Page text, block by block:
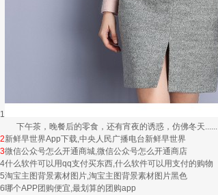
1
下午茶，晚餐后的零食，还有宵夜的诱惑，仿佛冬天......
2新鲜早世界App下载,中央人民广播电台新鲜早世界
3微信公众号怎么开通商城,微信公众号怎么开通商店
4什么软件可以用qq支付买东西,什么软件可以用支付的购物
5淘宝主图背景素材图片,淘宝主图背景素材图片黑色
6哪个APP团购便宜,最划算的团购app